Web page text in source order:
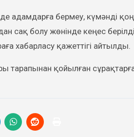
адамдарға бермеу, күмәнді
сақ болу жөнінде кеңес
хабарласу қажеттігі айтылды.
тарапынан қойылған